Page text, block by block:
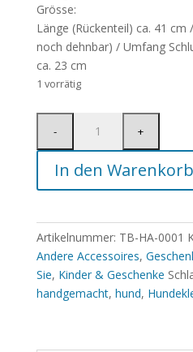
Grösse:
Länge (Rückenteil) ca. 41
noch dehnbar) / Umfang
ca. 23 cm
1 vorrätig
In den Warenkorb
Artikelnummer: TB-HA-0001
Andere Accessoires,
Sie, Kinder & Geschenke
handgemacht, hund,